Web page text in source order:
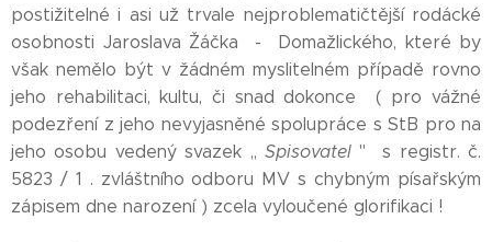
postižitelné i asi už trvale nejproblematičtější rodácké
osobnosti Jaroslava Žáčka - Domažlického, které by
však nemělo být v žádném myslitelném případě rovno
jeho rehabilitaci, kultu, či snad dokonce ( pro vážné
podezření z jeho nevyjasněné spolupráce s StB pro na
jeho osobu vedený svazek ,, Spisovatel '' s registr. č.
5823 / 1 . zvláštního odboru MV s chybným písařským
zápisem dne narození ) zcela vyloučené glorifikaci !